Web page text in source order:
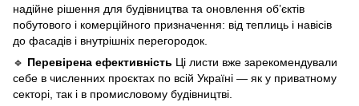
надійне рішення для будівництва та оновлення об’єктів
побутового і комерційного призначення: від теплиць і навісів
до фасадів і внутрішніх перегородок.
🔹 Перевірена ефективність Ці листи вже зарекомендували
себе в численних проєктах по всій Україні — як у приватному
секторі, так і в промисловому будівництві.